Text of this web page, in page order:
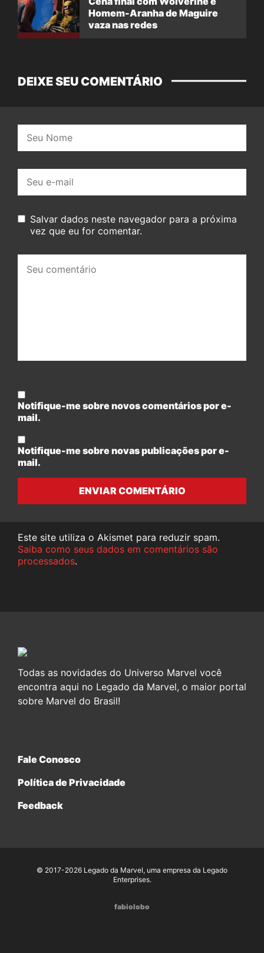
Homem-Aranha de Maguire
vaza nas redes
DEIXE SEU COMENTÁRIO
mail:
Salvar dados neste navegador para a próxima
vez que eu for comentar.
comentário:
Notifique-me sobre novos comentários por e-
mail.
Notifique-me sobre novas publicações por e-
mail.
ENVIAR COMENTÁRIO
Este site utiliza o Akismet para reduzir spam.
Saiba como seus dados em comentários são
processados.
Todas as novidades do Universo Marvel você
encontra aqui no Legado da Marvel, o maior portal
sobre Marvel do Brasil!
Fale Conosco
Política de Privacidade
Feedback
© 2017-2026 Legado da Marvel, uma empresa da Legado
Enterprises.
fabiolobo